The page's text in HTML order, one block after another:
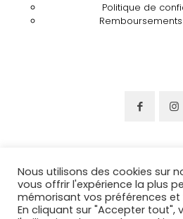
Politique de
Nous utilisons des cookies sur
vous offrir l'expérience la plus
mémorisant vos préférences et
En cliquant sur "Accepter tout",